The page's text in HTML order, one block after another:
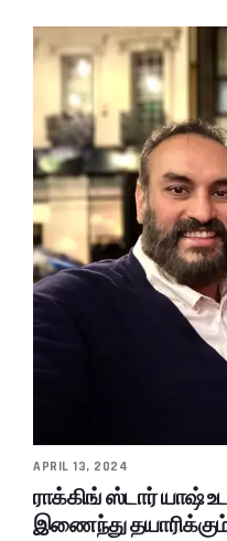
APRIL 13, 2024
ராக்கிங் ஸ்டார் யாஷ்
இணைந்து